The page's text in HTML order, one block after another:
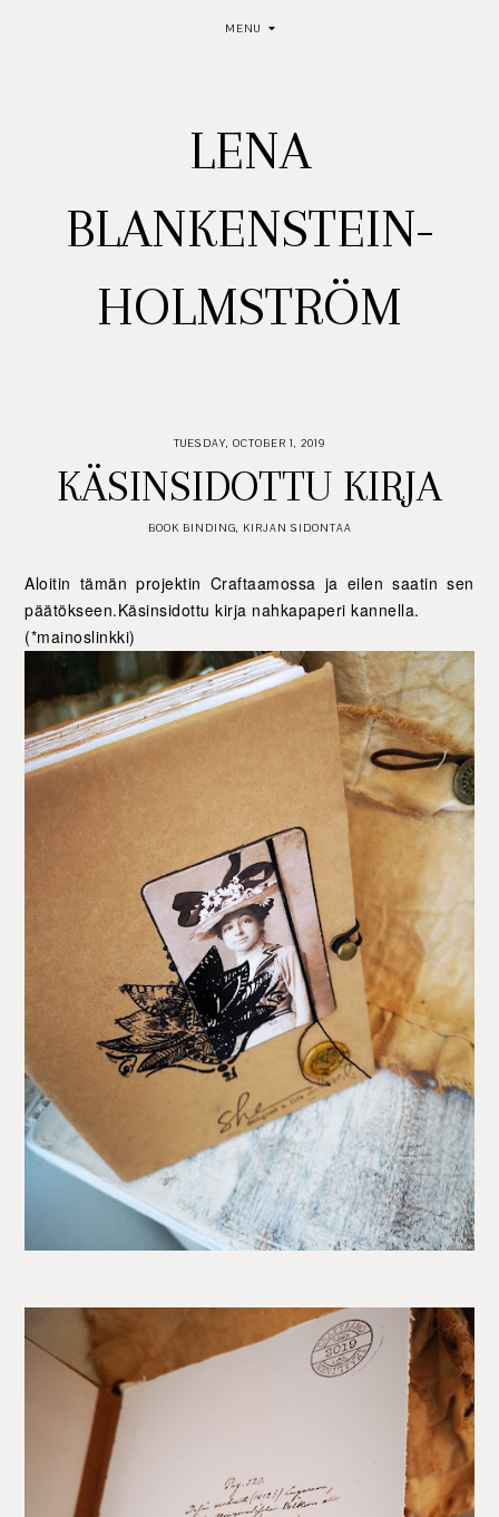
MENU
LENA
BLANKENSTEIN-
HOLMSTRÖM
TUESDAY, OCTOBER 1, 2019
KÄSINSIDOTTU KIRJA
BOOK BINDING, KIRJAN SIDONTAA
Aloitin tämän projektin Craftaamossa ja eilen saatin sen
päätökseen.Käsinsidottu kirja nahkapaperi kannella.
(*mainoslinkki)